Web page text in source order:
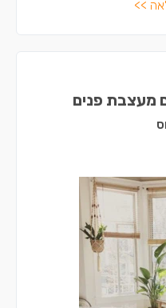
>>
מעצבת פנים